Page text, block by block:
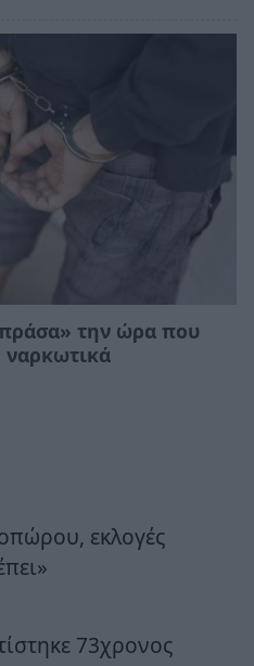
την ώρα που
εκλογές
73χρονος